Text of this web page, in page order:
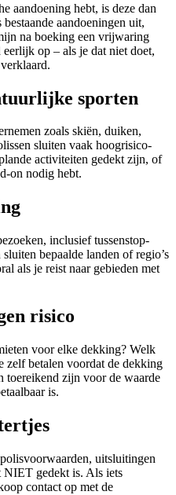
aandoening hebt, is deze dan
aandoeningen uit,
na boeking een vrijwaring
op – als je dat niet doet,
sporten
zoals skiën, duiken,
sluiten vaak hoogrisico-
activiteiten gedekt zijn, of
on nodig hebt.
inclusief tussenstop-
bepaalde landen of regio’s
als je reist naar gebieden met
risico
voor elke dekking? Welk
zelf betalen voordat de dekking
toereikend zijn voor de waarde
is.
uitsluitingen
NIET gedekt is. Als iets
contact op met de